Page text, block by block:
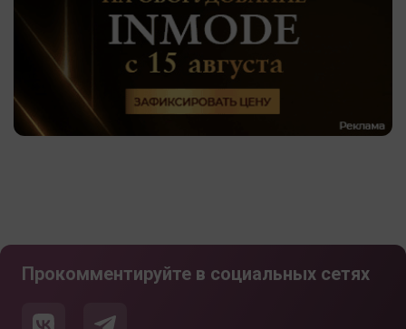
Прокомментируйте в социальных сетях